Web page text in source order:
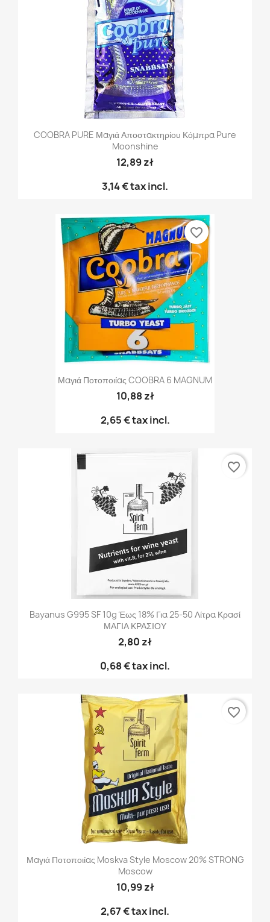
COOBRA PURE Μαγιά Αποστακτηρίου Κόμπρα Pure
Moonshine
12,89 zł
3,14 €tax incl.
Μαγιά Ποτοποιίας COOBRA 6 MAGNUM
10,88 zł
2,65 €tax incl.
favorite_border
Bayanus G995 SF 10g Έως 18% Για 25-50 Λίτρα Κρασί
ΜΑΓΙΑ ΚΡΑΣΙΟΥ
2,80 zł
0,68 €tax incl.
favorite_border
Μαγιά Ποτοποιίας Moskva Style Moscow 20% STRONG
Moscow
10,99 zł
2,67 €tax incl.
favorite_border